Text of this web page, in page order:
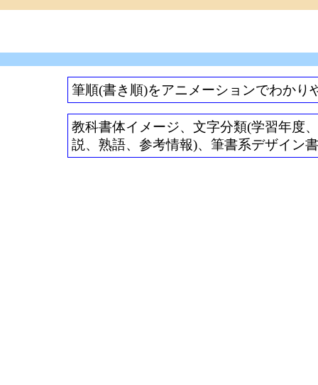
筆順(書き順)をアニメーションでわかり
教科書体イメージ、文字分類(学習年度
説、熟語、参考情報)、筆書系デザイン